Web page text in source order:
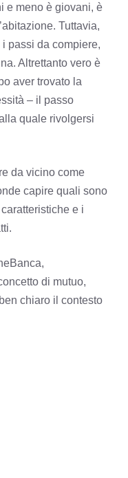
e meno è giovani, è
Tuttavia,
passi da compiere,
Altrettanto vero è
aver trovato la
– il passo
quale rivolgersi
da vicino come
capire quali sono
e i
di mutuo,
chiaro il contesto